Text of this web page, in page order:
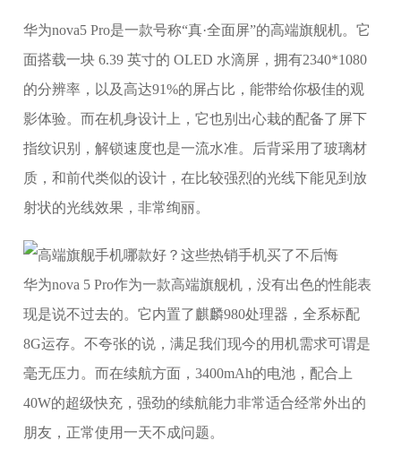
华为nova5 Pro是一款号称“真·全面屏”的高端旗舰机。它
面搭载一块 6.39 英寸的 OLED 水滴屏，拥有2340*1080
的分辨率，以及高达91%的屏占比，能带给你极佳的观
影体验。而在机身设计上，它也别出心栽的配备了屏下
指纹识别，解锁速度也是一流水准。后背采用了玻璃材
质，和前代类似的设计，在比较强烈的光线下能见到放
射状的光线效果，非常绚丽。
华为nova 5 Pro作为一款高端旗舰机，没有出色的性能表
现是说不过去的。它内置了麒麟980处理器，全系标配
8G运存。不夸张的说，满足我们现今的用机需求可谓是
毫无压力。而在续航方面，3400mAh的电池，配合上
40W的超级快充，强劲的续航能力非常适合经常外出的
朋友，正常使用一天不成问题。